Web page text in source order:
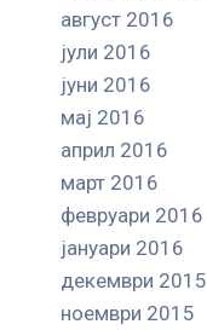
август 2016
јули 2016
јуни 2016
мај 2016
април 2016
март 2016
февруари 2016
јануари 2016
декември 2015
ноември 2015